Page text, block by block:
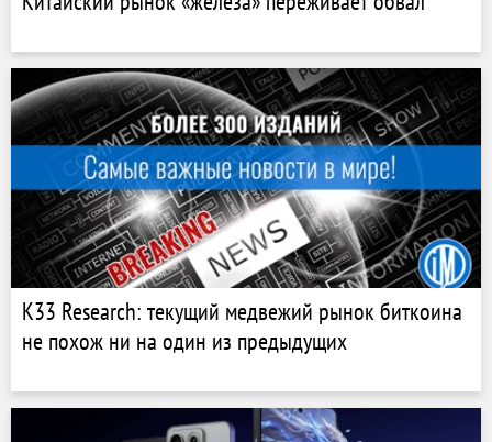
K33 Research: текущий медвежий рынок биткоина
не похож ни на один из предыдущих